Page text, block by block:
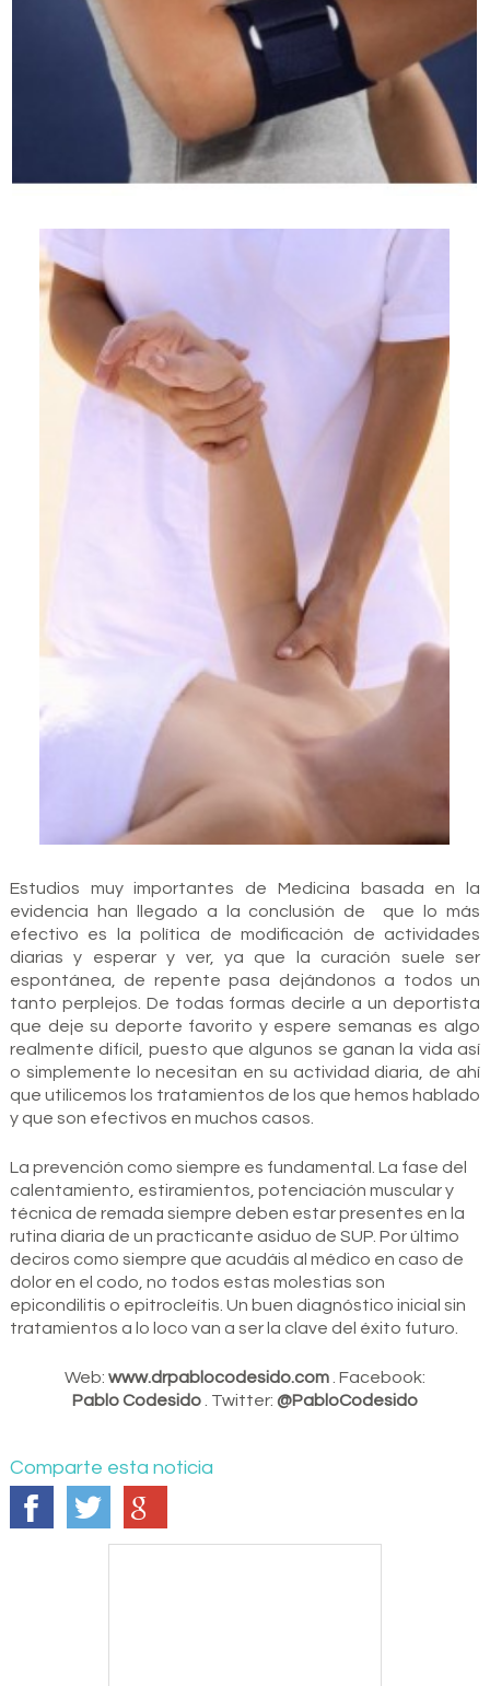
Estudios muy importantes de Medicina basada en la
evidencia han llegado a la conclusión de que lo más
efectivo es la política de modificación de actividades
diarias y esperar y ver, ya que la curación suele ser
espontánea, de repente pasa dejándonos a todos un
tanto perplejos. De todas formas decirle a un deportista
que deje su deporte favorito y espere semanas es algo
realmente difícil, puesto que algunos se ganan la vida así
o simplemente lo necesitan en su actividad diaria, de ahí
que utilicemos los tratamientos de los que hemos hablado
y que son efectivos en muchos casos.
La prevención como siempre es fundamental. La fase del
calentamiento, estiramientos, potenciación muscular y
técnica de remada siempre deben estar presentes en la
rutina diaria de un practicante asiduo de SUP. Por último
deciros como siempre que acudáis al médico en caso de
dolor en el codo, no todos estas molestias son
epicondilitis o epitrocleítis. Un buen diagnóstico inicial sin
tratamientos a lo loco van a ser la clave del éxito futuro.
Web: www.drpablocodesido.com. Facebook:
Pablo Codesido. Twitter: @PabloCodesido
Comparte esta noticia